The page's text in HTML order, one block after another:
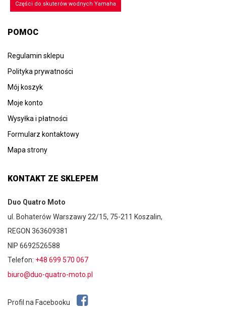
Części do skuterów wodnych Yamaha
POMOC
Regulamin sklepu
Polityka prywatności
Mój koszyk
Moje konto
Wysyłka i płatności
Formularz kontaktowy
Mapa strony
KONTAKT ZE SKLEPEM
Duo Quatro Moto
ul. Bohaterów Warszawy 22/15, 75-211 Koszalin,
REGON 363609381
NIP 6692526588
Telefon: +48 699 570 067
biuro@duo-quatro-moto.pl
Profil na Facebooku